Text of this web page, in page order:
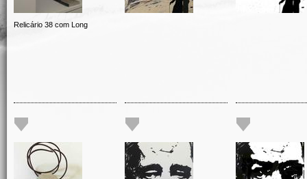
Relicário 38 com Long